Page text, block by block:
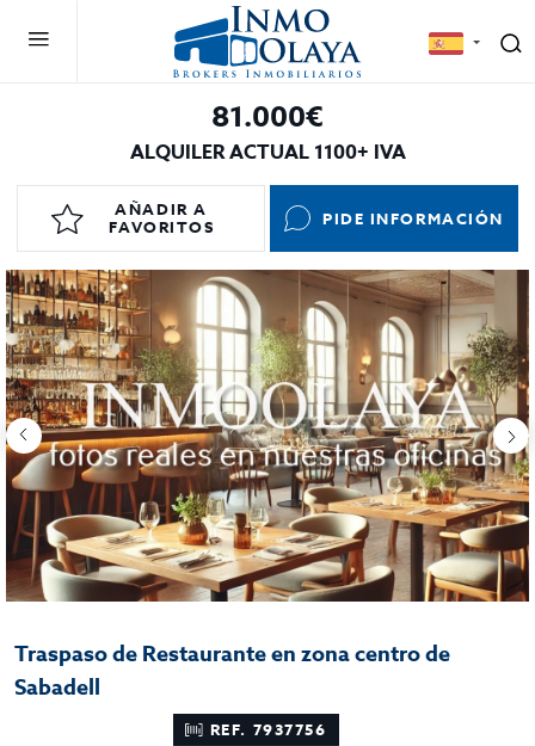
81.000€
ALQUILER ACTUAL 1100+ IVA
AÑADIR A
FAVORITOS
PIDE INFORMACIÓN
Traspaso de Restaurante en zona centro de
Sabadell
REF. 7937756